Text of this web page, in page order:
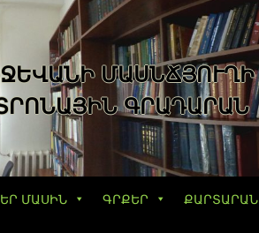
ՄԱՍՆՃՅՈՒՂԻ
ԳՐԱԴԱՐԱՆ
ՄԱՍԻՆ ԳՐՔԵՐ ՔԱՐՏԱՐԱՆ